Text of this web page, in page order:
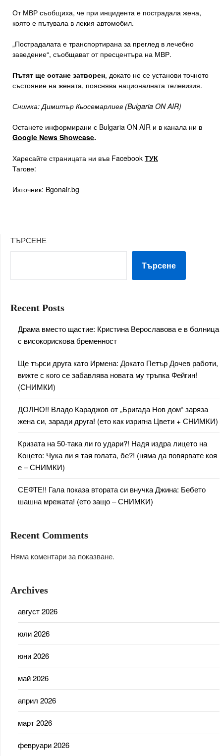
От МВР съобщиха, че при инцидента е пострадала жена,
която е пътувала в лекия автомобил.
„Пострадалата е транспортирана за преглед в лечебно
заведение“, съобщават от пресцентъра на МВР.
Пътят ще остане затворен, докато не се установи точното
състояние на жената, пояснява националната телевизия.
Снимка: Димитър Кьосемарлиев (Bulgaria ON AIR)
Останете информирани с Bulgaria ON AIR и в канала ни в
Google News Showcase.
Харесайте страницата ни във Facebook ТУК
Тагове:
Източник: Bgonair.bg
ТЪРСЕНЕ
Търсене
Recent Posts
Драма вместо щастие: Кристина Верославова е в болница
с високорискова бременност
Ще търси друга като Ирмена: Докато Петър Дочев работи,
вижте с кого се забавлява новата му тръпка Фейгин!
(СНИМКИ)
ДОЛНО!! Владо Караджов от „Бригада Нов дом“ заряза
жена си, заради друга! (ето как изригна Цвети + СНИМКИ)
Кризата на 50-така ли го удари?! Надя издра лицето на
Коцето: Чука ли я тая голата, бе?! (няма да повярвате коя
е – СНИМКИ)
СЕФТЕ!! Гала показа втората си внучка Джина: Бебето
шашна мрежата! (ето защо – СНИМКИ)
Recent Comments
Няма коментари за показване.
Archives
август 2026
юли 2026
юни 2026
май 2026
април 2026
март 2026
февруари 2026